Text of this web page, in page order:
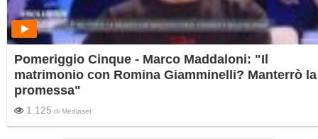
Pomeriggio Cinque - Marco Maddaloni: "Il
matrimonio con Romina Giamminelli? Manterrò la
promessa"
1.125 di Mediaset